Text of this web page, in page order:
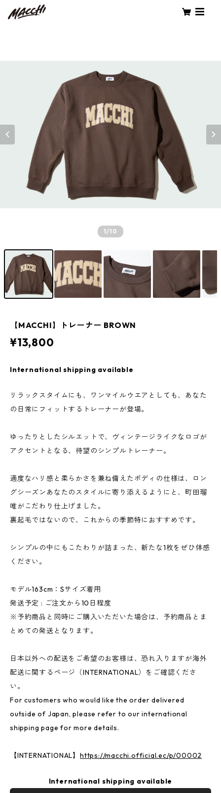
1/10
【MACCHI】トレーナー BROWN
¥13,800
International shipping available
リラックスタイムにも、ワンマイルウエアとしても、あなた
の日常にフィットするトレーナーが登場。
ゆったりとしたシルエットで、ヴィンテージライクなロゴが
アクセントとなる、待望のシンプルトレーナー。
適度なハリ感と柔らかさを兼ね備えたボディの仕様は、ロン
グシーズンあなたのスタイルに寄り添えるようにと、町田瑠
唯がこだわり仕上げました。
裏起毛ではないので、これからの季節特におすすめです。
シンプルの中にもこたわりが詰まった、新たな1枚をぜひ体感
ください。
モデル163cm：Sサイズ着用
発送予定 : ご注文から10日程度
※予約商品と同時にご購入いただいた場合は、予約商品とま
とめての発送となります。
日本以外への配送をご希望のお客様は、恐れ入りますが海外
配送に関するページ（INTERNATIONAL）をご確認くださ
い。
For customers who would like the order delivered
outside of Japan, please refer to our international
shipping page for more details.
【INTERNATIONAL】https://macchi.official.ec/p/00002
International shipping available